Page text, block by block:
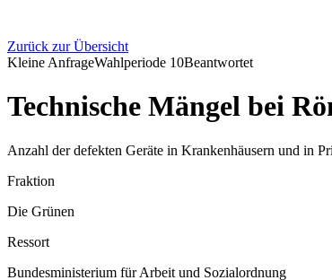
Zurück zur Übersicht
Kleine AnfrageWahlperiode 10Beantwortet
Technische Mängel bei
Anzahl der defekten Geräte in Krankenhäusern und in
Fraktion
Die Grünen
Ressort
Bundesministerium für Arbeit und Sozialordnung